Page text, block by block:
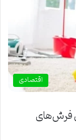
اقتصادی
فرش‌های